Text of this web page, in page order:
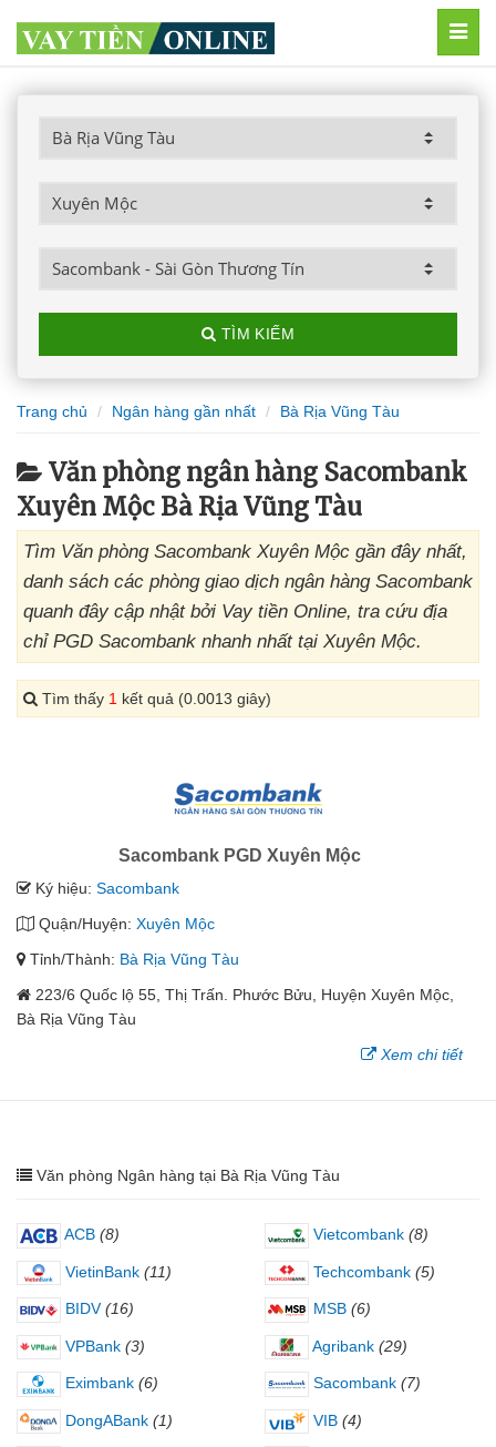
TÌM KIẾM
Trang chủ Ngân hàng gần nhất Bà Rịa Vũng Tàu
Văn phòng ngân hàng Sacombank
Xuyên Mộc Bà Rịa Vũng Tàu
Tìm Văn phòng Sacombank Xuyên Mộc gần đây nhất,
danh sách các phòng giao dịch ngân hàng Sacombank
quanh đây cập nhật bởi Vay tiền Online, tra cứu địa
chỉ PGD Sacombank nhanh nhất tại Xuyên Mộc.
Tìm thấy 1 kết quả (0.0013 giây)
Sacombank PGD Xuyên Mộc
Ký hiệu: Sacombank
Quận/Huyện: Xuyên Mộc
Tỉnh/Thành: Bà Rịa Vũng Tàu
223/6 Quốc lộ 55, Thị Trấn. Phước Bửu, Huyện Xuyên Mộc,
Bà Rịa Vũng Tàu
Xem chi tiết
Văn phòng Ngân hàng tại Bà Rịa Vũng Tàu
ACB (8) Vietcombank (8)
VietinBank (11) Techcombank (5)
BIDV (16) MSB (6)
VPBank (3) Agribank (29)
Eximbank (6) Sacombank (7)
DongABank (1) VIB (4)